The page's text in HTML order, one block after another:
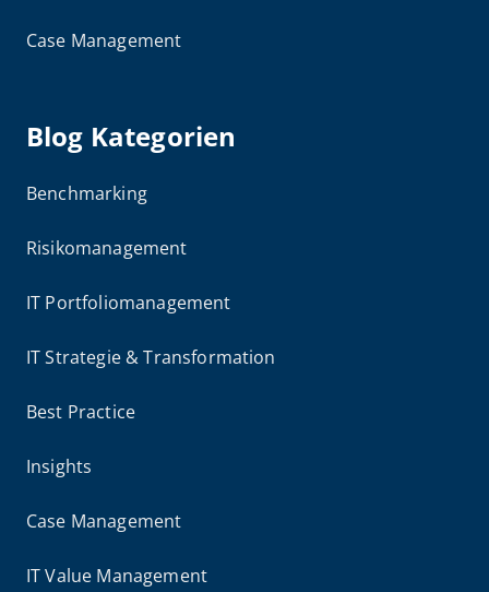
Case Management
Blog Kategorien
Benchmarking
Risikomanagement
IT Portfoliomanagement
IT Strategie & Transformation
Best Practice
Insights
Case Management
IT Value Management